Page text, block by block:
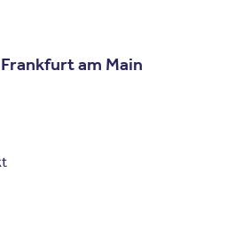
am Main